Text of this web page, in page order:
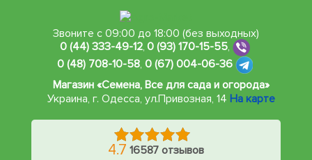
Звоните с 09:00 до 18:00 (без выходных)
0 (44) 333-49-12,0 (93) 170-15-55,
0 (48) 708-10-58, 0 (67) 004-06-36
Магазин «Семена, Все для сада и огорода»
Украина, г. Одесса, ул.Привозная, 14 На карте
4.7 16587 отзывов